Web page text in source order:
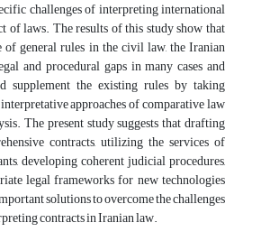
challenges of interpreting international
of laws.The results of this study show that
of general rules in the civil law, the Iranian
and procedural gaps in many cases and
supplement the existing rules by taking
approaches of comparative law
The present study suggests that drafting
contracts, utilizing the services of
developing coherent judicial procedures,
legal frameworks for new technologies
solutions to overcome the challenges
contracts in Iranian law.